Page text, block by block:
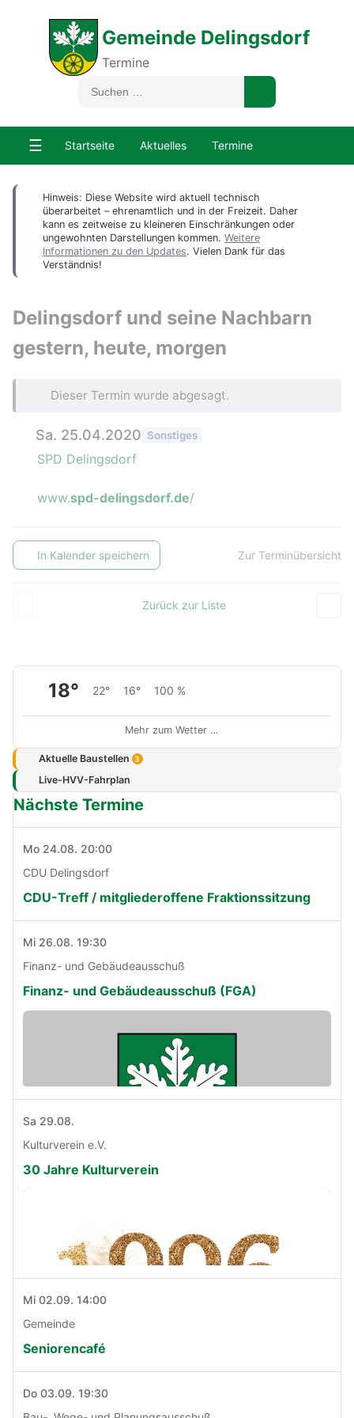
Gemeinde Delingsdorf
Termine
☰ Startseite Aktuelles Termine
Hinweis: Diese Website wird aktuell technisch
überarbeitet – ehrenamtlich und in der Freizeit. Daher
kann es zeitweise zu kleineren Einschränkungen oder
ungewohnten Darstellungen kommen. Weitere
Informationen zu den Updates. Vielen Dank für das
Verständnis!
Delingsdorf und seine Nachbarn
gestern, heute, morgen
Dieser Termin wurde abgesagt.
Sa. 25.04.2020 Sonstiges
SPD Delingsdorf
www.spd-delingsdorf.de/
In Kalender speichern Zur Terminübersicht
Zurück zur Liste
18° 22° 16° 100 %
Mehr zum Wetter …
Aktuelle Baustellen 3
Live-HVV-Fahrplan
Nächste Termine
Mo 24.08. 20:00
CDU Delingsdorf
CDU-Treff / mitgliederoffene Fraktionssitzung
Mi 26.08. 19:30
Finanz- und Gebäudeausschuß
Finanz- und Gebäudeausschuß (FGA)
Sa 29.08.
Kulturverein e.V.
30 Jahre Kulturverein
Mi 02.09. 14:00
Gemeinde
Seniorencafé
Do 03.09. 19:30